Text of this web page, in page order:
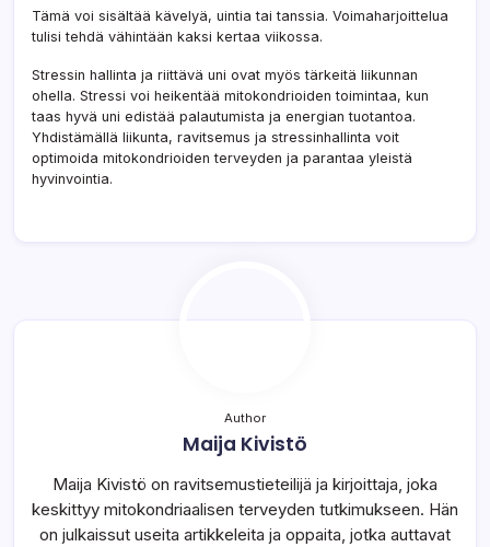
Tämä voi sisältää kävelyä, uintia tai tanssia. Voimaharjoittelua
tulisi tehdä vähintään kaksi kertaa viikossa.
Stressin hallinta ja riittävä uni ovat myös tärkeitä liikunnan
ohella. Stressi voi heikentää mitokondrioiden toimintaa, kun
taas hyvä uni edistää palautumista ja energian tuotantoa.
Yhdistämällä liikunta, ravitsemus ja stressinhallinta voit
optimoida mitokondrioiden terveyden ja parantaa yleistä
hyvinvointia.
Author
Maija Kivistö
Maija Kivistö on ravitsemustieteilijä ja kirjoittaja, joka
keskittyy mitokondriaalisen terveyden tutkimukseen. Hän
on julkaissut useita artikkeleita ja oppaita, jotka auttavat